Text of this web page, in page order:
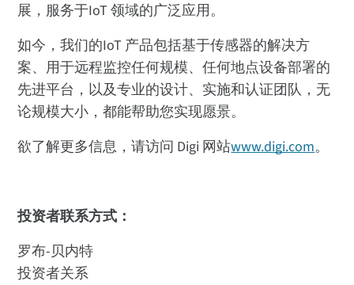
展，服务于IoT 领域的广泛应用。
如今，我们的IoT 产品包括基于传感器的解决方
案、用于远程监控任何规模、任何地点设备部署的
先进平台，以及专业的设计、实施和认证团队，无
论规模大小，都能帮助您实现愿景。
欲了解更多信息，请访问 Digi 网站www.digi.com。
投资者联系方式：
罗布-贝内特
投资者关系